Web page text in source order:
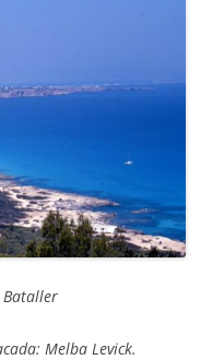
Bataller
Melba Levick.